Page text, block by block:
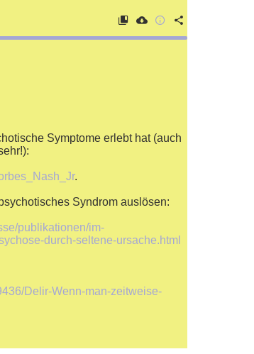
Symptome erlebt hat (auch
.
Syndrom auslösen:
publikationen/im-
durch-seltene-ursache.html
Delir-Wenn-man-zeitweise-